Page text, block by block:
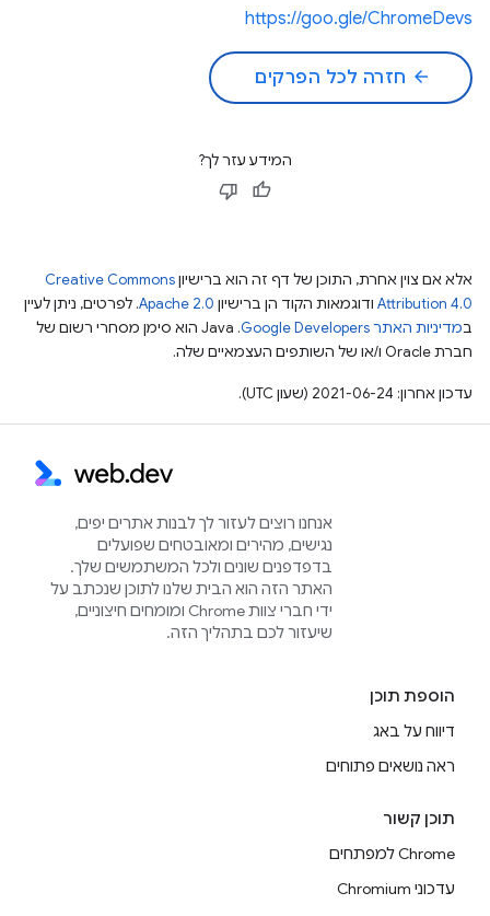
https://goo.gle/ChromeDevs
arrow_back חזרה לכל הפרקים
המידע עזר לך?
אלא אם צוין אחרת, התוכן של דף זה הוא ברישיוןCreative Commons
Attribution 4.0 ודוגמאות הקוד הן ברישיון Apache 2.0. לפרטים, ניתן לעיין
במדיניות האתר Google Developers‏
.‏ Java הוא סימן מסחרי רשום של
חברת Oracle ו/או של השותפים העצמאיים שלה.
עדכון אחרון: 2021-06-24 (שעון UTC).
אנחנו רוצים לעזור לך לבנות אתרים יפים,
נגישים, מהירים ומאובטחים שפועלים
בדפדפנים שונים ולכל המשתמשים שלך.
האתר הזה הוא הבית שלנו לתוכן שנכתב על
ידי חברי צוות Chrome ומומחים חיצוניים,
שיעזור לכם בתהליך הזה.
הוספת תוכן
דיווח על באג
ראה נושאים פתוחים
תוכן קשור
Chrome למפתחים
עדכוני Chromium